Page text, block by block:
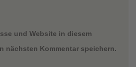
und Website in diesem
nächsten Kommentar speichern.